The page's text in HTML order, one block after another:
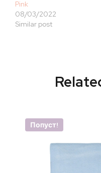
Pink
08/03/2022
Similar post
Попуст!